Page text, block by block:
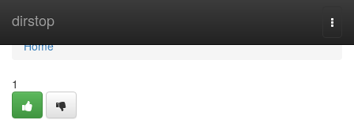
dirstop
Home
Home
1